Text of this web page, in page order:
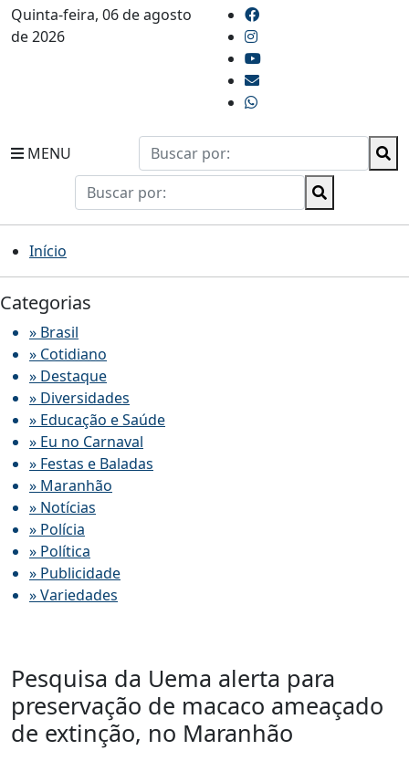
Quinta-feira, 06 de agosto
de 2026
MENU
Início
Categorias
» Brasil
» Cotidiano
» Destaque
» Diversidades
» Educação e Saúde
» Eu no Carnaval
» Festas e Baladas
» Maranhão
» Notícias
» Polícia
» Política
» Publicidade
» Variedades
Pesquisa da Uema alerta para
preservação de macaco ameaçado
de extinção, no Maranhão